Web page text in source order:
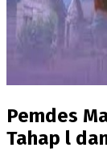
Pemdes
Tahap l